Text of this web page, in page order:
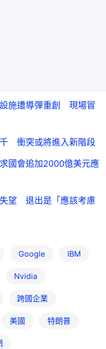
施遭導彈重創 現場冒
衝突或將進入新階段
國會追加2000億美元應
望 退出是「應該考慮
Google IBM
Nvidia
跨國企業
美國 特朗普